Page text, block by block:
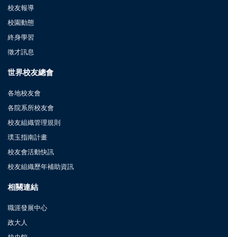
校友報導
校園動態
終身學習
徵才訊息
世界校友總會
各地校友會
各院系所校友會
校友組織管理規則
璞玉指南計畫
校友會活動快訊
校友組織歷年補助資訊
相關連結
職涯發展中心
政大人